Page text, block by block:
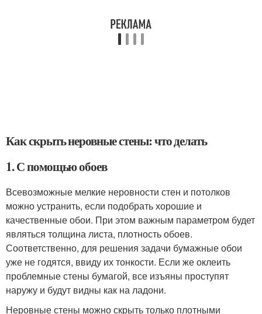
Как скрыть неровные стены: что делать
1. С помощью обоев
Всевозможные мелкие неровности стен и потолков
можно устранить, если подобрать хорошие и
качественные обои. При этом важным параметром будет
являться толщина листа, плотность обоев.
Соответственно, для решения задачи бумажные обои
уже не годятся, ввиду их тонкости. Если же оклеить
проблемные стены бумагой, все изъяны проступят
наружу и будут видны как на ладони.
Неровные стены можно скрыть только плотными